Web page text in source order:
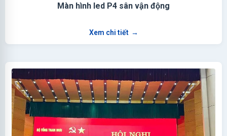
Màn hình led P4 sân vận động
Xem chi tiết →